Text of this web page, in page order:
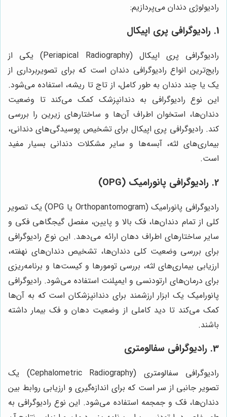
رادیولوژی دندان می‌پردازیم:
1. رادیوگرافی پری اپیکال
رادیوگرافی پری اپیکال (Periapical Radiography) یکی از
رایج‌ترین انواع رادیوگرافی دندان است که برای تصویربرداری از
یک یا چند دندان به طور کامل، از تاج تا ریشه، استفاده می‌شود.
این نوع رادیوگرافی به دندانپزشک کمک می‌کند تا وضعیت
دندان‌ها، استخوان اطراف آن‌ها و ساختارهای زیرین را بررسی
کند. رادیوگرافی پری اپیکال برای تشخیص پوسیدگی‌های دندانی،
بیماری‌های لثه، آبسه‌ها و سایر مشکلات دندانی بسیار مفید
است.
2. رادیوگرافی پانورامیک (OPG)
رادیوگرافی پانورامیک (Orthopantomogram یا OPG) یک تصویر
کلی از تمام دندان‌ها، فک بالا و پایین، مفصل گیجگاهی فکی و
سایر ساختارهای اطراف دهان ارائه می‌دهد. این نوع رادیوگرافی
برای بررسی وضعیت کلی دندان‌ها، تشخیص دندان‌های نهفته،
ارزیابی بیماری‌های لثه، بررسی تومورها و کیست‌ها و برنامه‌ریزی
برای درمان‌های ارتودنسی و ایمپلنت استفاده می‌شود. رادیوگرافی
پانورامیک یک ابزار ارزشمند برای دندانپزشکان است که به آن‌ها
کمک می‌کند تا دید کاملی از وضعیت دهان و فک بیمار داشته
باشند.
3. رادیوگرافی سفالومتری
رادیوگرافی سفالومتری (Cephalometric Radiography) یک
تصویر جانبی از سر است که برای اندازه‌گیری و ارزیابی روابط بین
دندان‌ها، فک و جمجمه استفاده می‌شود. این نوع رادیوگرافی به